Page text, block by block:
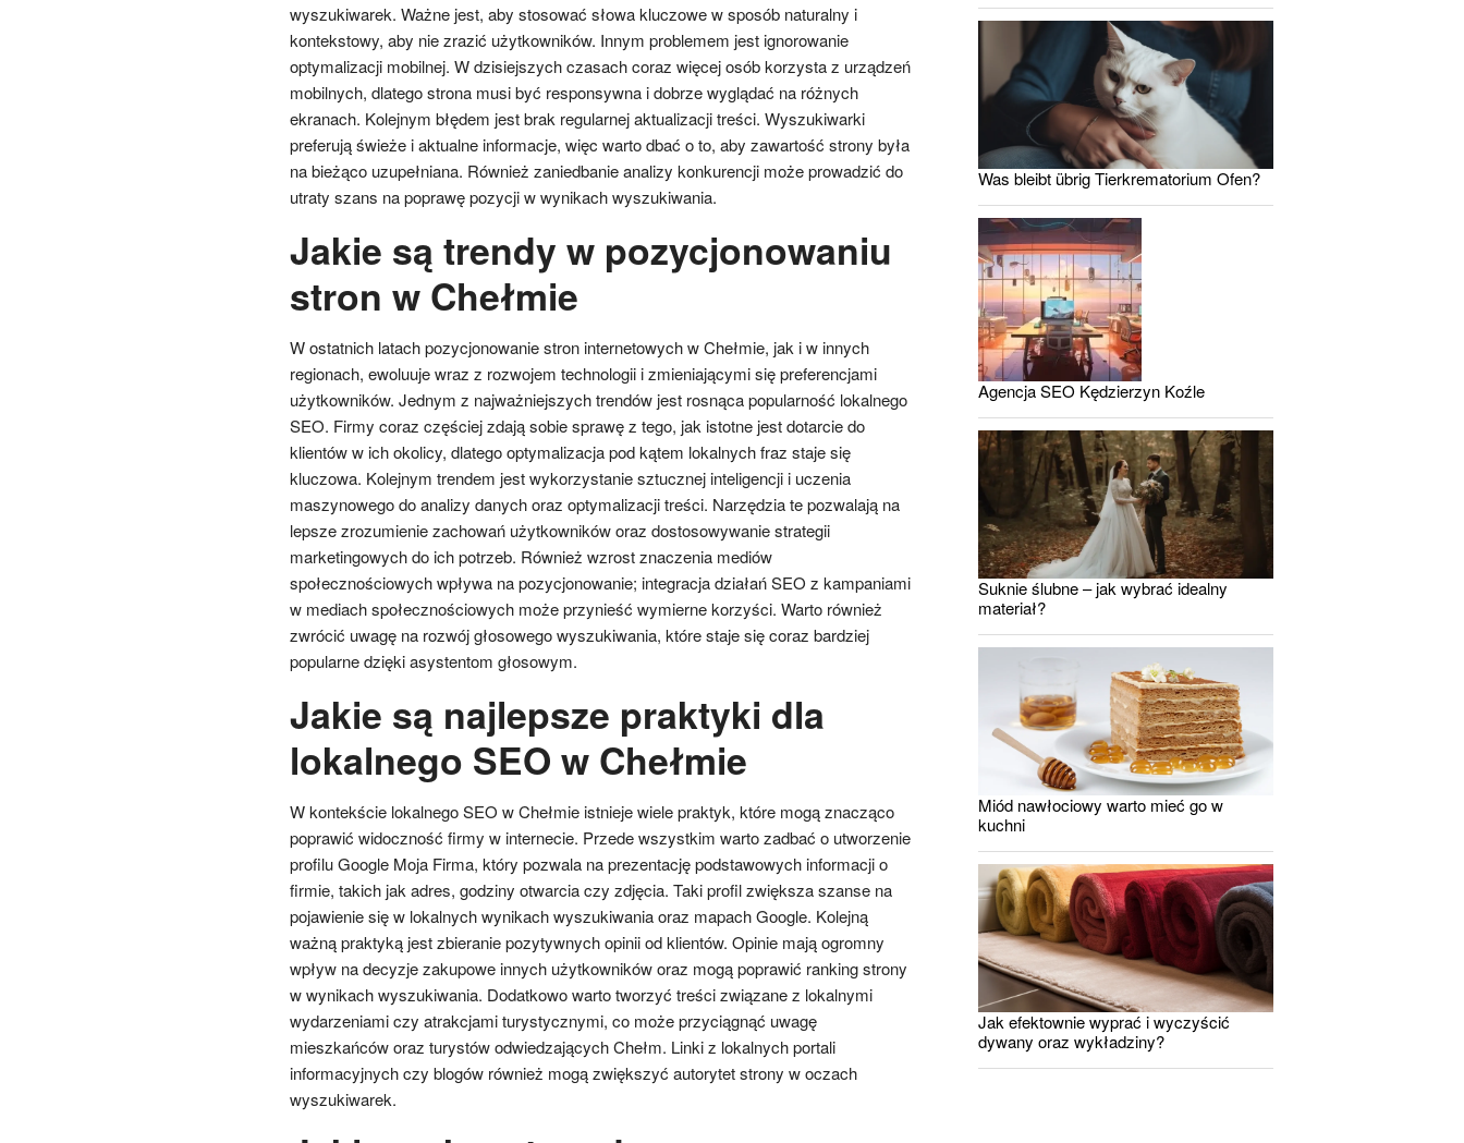
wyszukiwarek. Ważne jest, aby stosować słowa kluczowe w sposób naturalny i
kontekstowy, aby nie zrazić użytkowników. Innym problemem jest ignorowanie
optymalizacji mobilnej. W dzisiejszych czasach coraz więcej osób korzysta z urządzeń
mobilnych, dlatego strona musi być responsywna i dobrze wyglądać na różnych
ekranach. Kolejnym błędem jest brak regularnej aktualizacji treści. Wyszukiwarki
preferują świeże i aktualne informacje, więc warto dbać o to, aby zawartość strony była
na bieżąco uzupełniana. Również zaniedbanie analizy konkurencji może prowadzić do
utraty szans na poprawę pozycji w wynikach wyszukiwania.
Jakie są trendy w pozycjonowaniu
stron w Chełmie
W ostatnich latach pozycjonowanie stron internetowych w Chełmie, jak i w innych
regionach, ewoluuje wraz z rozwojem technologii i zmieniającymi się preferencjami
użytkowników. Jednym z najważniejszych trendów jest rosnąca popularność lokalnego
SEO. Firmy coraz częściej zdają sobie sprawę z tego, jak istotne jest dotarcie do
klientów w ich okolicy, dlatego optymalizacja pod kątem lokalnych fraz staje się
kluczowa. Kolejnym trendem jest wykorzystanie sztucznej inteligencji i uczenia
maszynowego do analizy danych oraz optymalizacji treści. Narzędzia te pozwalają na
lepsze zrozumienie zachowań użytkowników oraz dostosowywanie strategii
marketingowych do ich potrzeb. Również wzrost znaczenia mediów
społecznościowych wpływa na pozycjonowanie; integracja działań SEO z kampaniami
w mediach społecznościowych może przynieść wymierne korzyści. Warto również
zwrócić uwagę na rozwój głosowego wyszukiwania, które staje się coraz bardziej
popularne dzięki asystentom głosowym.
Jakie są najlepsze praktyki dla
lokalnego SEO w Chełmie
W kontekście lokalnego SEO w Chełmie istnieje wiele praktyk, które mogą znacząco
poprawić widoczność firmy w internecie. Przede wszystkim warto zadbać o utworzenie
profilu Google Moja Firma, który pozwala na prezentację podstawowych informacji o
firmie, takich jak adres, godziny otwarcia czy zdjęcia. Taki profil zwiększa szanse na
pojawienie się w lokalnych wynikach wyszukiwania oraz mapach Google. Kolejną
ważną praktyką jest zbieranie pozytywnych opinii od klientów. Opinie mają ogromny
wpływ na decyzje zakupowe innych użytkowników oraz mogą poprawić ranking strony
w wynikach wyszukiwania. Dodatkowo warto tworzyć treści związane z lokalnymi
wydarzeniami czy atrakcjami turystycznymi, co może przyciągnąć uwagę
mieszkańców oraz turystów odwiedzających Chełm. Linki z lokalnych portali
informacyjnych czy blogów również mogą zwiększyć autorytet strony w oczach
wyszukiwarek.
Was bleibt übrig Tierkrematorium Ofen?
Agencja SEO Kędzierzyn Koźle
Suknie ślubne – jak wybrać idealny
materiał?
Miód nawłociowy warto mieć go w
kuchni
Jak efektownie wyprać i wyczyścić
dywany oraz wykładziny?